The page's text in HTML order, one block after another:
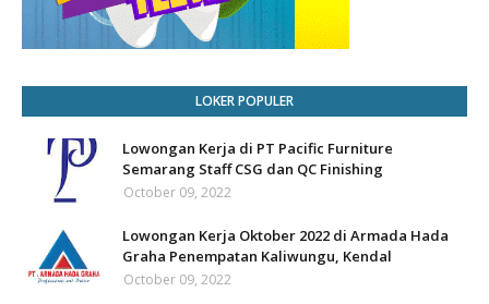
LOKER POPULER
Lowongan Kerja di PT Pacific Furniture
Semarang Staff CSG dan QC Finishing
October 09, 2022
Lowongan Kerja Oktober 2022 di Armada Hada
Graha Penempatan Kaliwungu, Kendal
October 09, 2022